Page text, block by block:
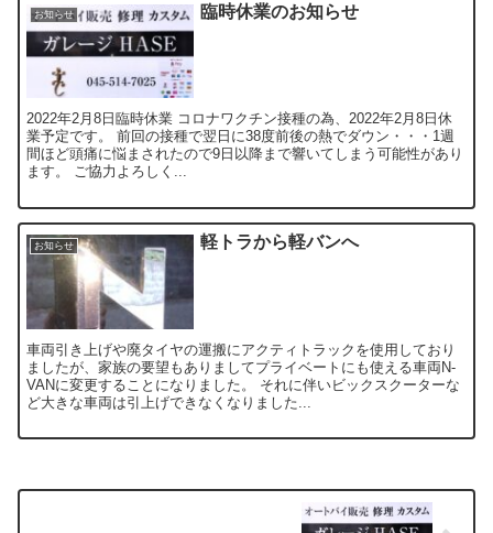
お知らせ 臨時休業のお知らせ
2022年2月8日臨時休業 コロナワクチン接種の為、2022年2月8日休
業予定です。 前回の接種で翌日に38度前後の熱でダウン・・・1週
間ほど頭痛に悩まされたので9日以降まで響いてしまう可能性があり
ます。 ご協力よろしく...
お知らせ 軽トラから軽バンへ
車両引き上げや廃タイヤの運搬にアクティトラックを使用しており
ましたが、家族の要望もありましてプライベートにも使える車両N-
VANに変更することになりました。 それに伴いビックスクーターな
ど大きな車両は引上げできなくなりました...